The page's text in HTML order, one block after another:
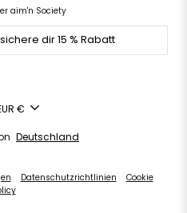
aim'n Society
dir 15 % Rabatt
Datenschutzrichtlinien
Cookie
€
Deutschland